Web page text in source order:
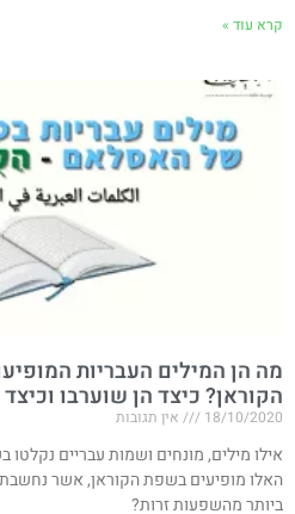
קרא עוד »
מה הן המילים העבריות
הקוראן? כיצד הן שוערבו
18/10/2020 אין תגובות
אילו מילים, מונחים ושמות עבריים
האלו מופיעים בשפת הקוראן, אשר
ביותר מהשפעות זרות?